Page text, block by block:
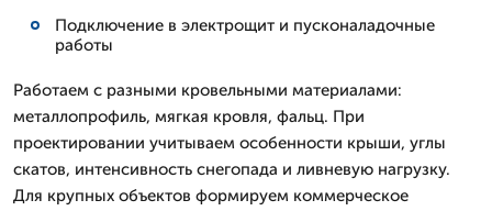
Подключение в электрощит и пусконаладочные
работы
Работаем с разными кровельными материалами:
металлопрофиль, мягкая кровля, фальц. При
проектировании учитываем особенности крыши, углы
скатов, интенсивность снегопада и ливневую нагрузку.
Для крупных объектов формируем коммерческое